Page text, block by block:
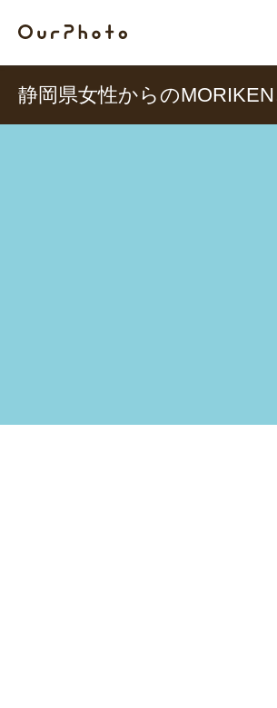
静岡県女性からの